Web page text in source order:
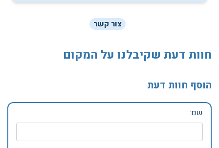
צור קשר
חוות דעת שקיבלנו על המקום
הוסף חוות דעת
שם: